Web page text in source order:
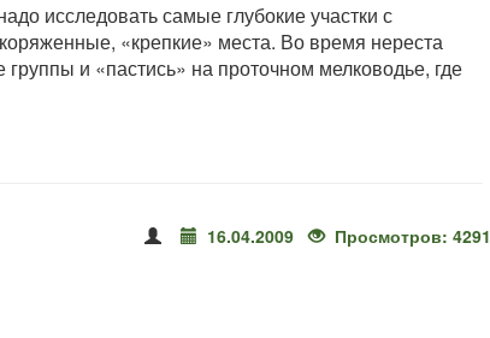
исследовать самые глубокие участки с
«крепкие» места. Во время нереста
и «пастись» на проточном мелководье, где
16.04.2009 Просмотров: 4291